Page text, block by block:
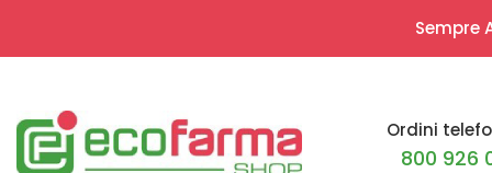
Sempre
Ordini
800 926